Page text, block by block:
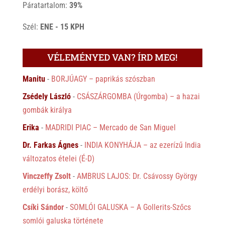
Páratartalom: 39%
Szél: ENE - 15 KPH
VÉLEMÉNYED VAN? ÍRD MEG!
Manitu- BORJÚAGY – paprikás szószban
Zsédely László- CSÁSZÁRGOMBA (Úrgomba) – a hazai
gombák királya
Erika - MADRIDI PIAC – Mercado de San Miguel
Dr. Farkas Ágnes- INDIA KONYHÁJA – az ezerízű India
változatos ételei (É-D)
Vinczeffy Zsolt- AMBRUS LAJOS: Dr. Csávossy György
erdélyi borász, költő
Csíki Sándor- SOMLÓI GALUSKA – A Gollerits-Szőcs
somlói galuska története